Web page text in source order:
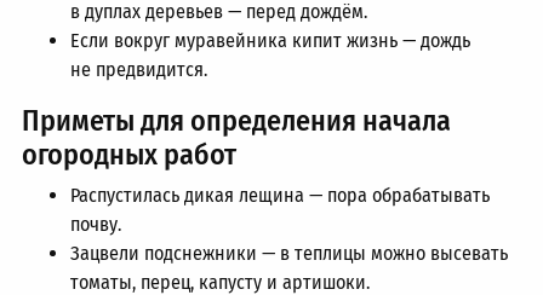
в дуплах деревьев — перед дождём.
Если вокруг муравейника кипит жизнь — дождь
не предвидится.
Приметы для определения начала
огородных работ
Распустилась дикая лещина — пора обрабатывать
почву.
Зацвели подснежники — в теплицы можно высевать
томаты, перец, капусту и артишоки.